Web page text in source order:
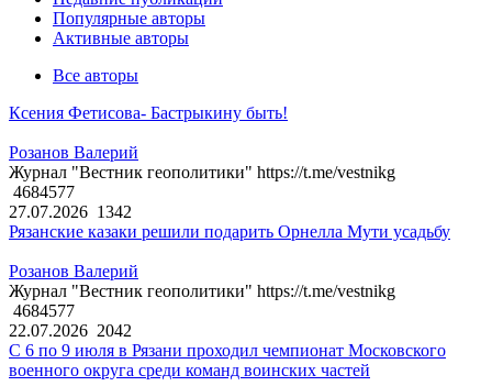
Популярные авторы
Активные авторы
Все авторы
Ксения Фетисова- Бастрыкину быть!
Розанов Валерий
Журнал "Вестник геополитики" https://t.me/vestnikg
4684577
27.07.2026 1342
Рязанские казаки решили подарить Орнелла Мути усадьбу
Розанов Валерий
Журнал "Вестник геополитики" https://t.me/vestnikg
4684577
22.07.2026 2042
С 6 по 9 июля в Рязани проходил чемпионат Московского
военного округа среди команд воинских частей